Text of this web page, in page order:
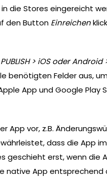
die Stores eingereicht
den Button Einreichen
PUBLISH > iOS oder
benötigten Felder aus,
App und Google Play
App vor, z.B.
dass die App
geschieht erst, wenn
native App entsprechend